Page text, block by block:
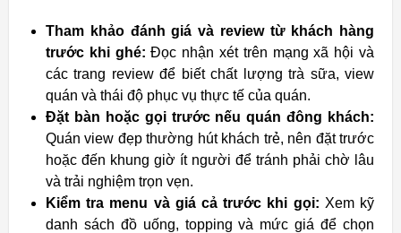
Tham khảo đánh giá và review từ khách hàng
trước khi ghé: Đọc nhận xét trên mạng xã hội và
các trang review để biết chất lượng trà sữa, view
quán và thái độ phục vụ thực tế của quán.
Đặt bàn hoặc gọi trước nếu quán đông khách:
Quán view đẹp thường hút khách trẻ, nên đặt trước
hoặc đến khung giờ ít người để tránh phải chờ lâu
và trải nghiệm trọn vẹn.
Kiểm tra menu và giá cả trước khi gọi: Xem kỹ
danh sách đồ uống, topping và mức giá để chọn